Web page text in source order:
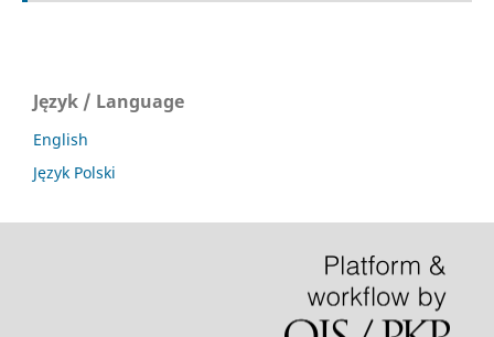
Język / Language
English
Język Polski